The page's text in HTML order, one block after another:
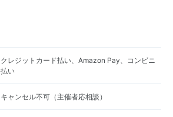
クレジットカード払い、Amazon Pay、コンビニ
払い
キャンセル不可（主催者応相談）